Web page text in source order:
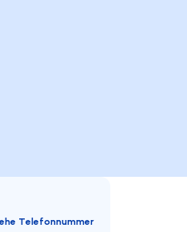
Telefonnummer